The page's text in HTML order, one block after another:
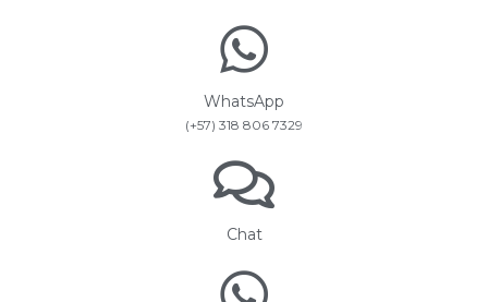
WhatsApp
(+57) 318 806 7329
Chat